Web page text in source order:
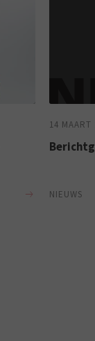
14 MAART
NIEUWS